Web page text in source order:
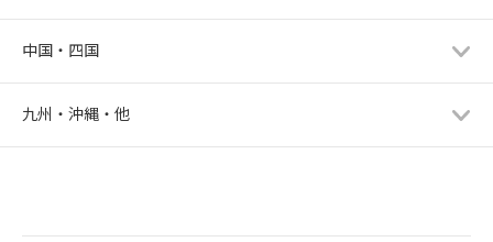
中国・四国
九州・沖縄・他